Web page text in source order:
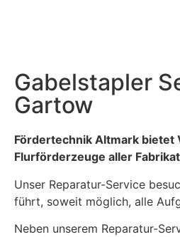
Gabelstapler
Gartow
Fördertechnik Altmark
Flurförderzeuge aller
Unser Reparatur-Service
führt, soweit möglich, alle
Neben unserem Reparatur-